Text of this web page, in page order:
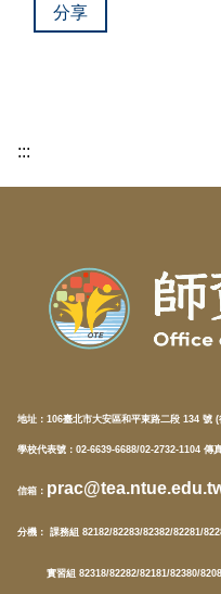
分享
:::
地址： 106臺北市大安區和平東路二段 134 號
學校代表號：02-6639-6688/02-2732-1104 傳
信箱 ：
分機 ： 課務組 82182/82283/82382/82281/
實習組 82318/82282/82181/82380/